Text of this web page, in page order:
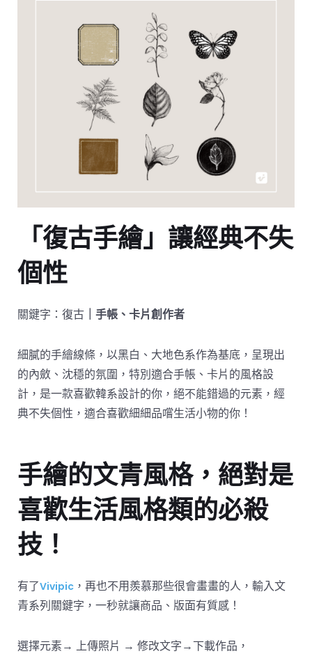
「復古手繪」讓經典不失
個性
關鍵字：復古 ｜手帳、卡片創作者
細膩的手繪線條，以黑白、大地色系作為基底，呈現出
的內斂、沈穩的氛圍，特別適合手帳、卡片的風格設
計，是一款喜歡韓系設計的你，絕不能錯過的元素，經
典不失個性，適合喜歡細細品嚐生活小物的你！
手繪的文青風格，絕對是
喜歡生活風格類的必殺
技！
有了Vivipic ，再也不用羨慕那些很會畫畫的人，輸入文
青系列關鍵字，一秒就讓商品、版面有質感！
選擇元素→ 上傳照片 → 修改文字→下載作品，